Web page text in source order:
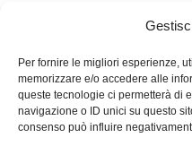
Per fornire le migliori esperienze,
memorizzare e/o accedere alle
queste tecnologie ci permetterà di
navigazione o ID unici su questo
consenso può influire
Contatti